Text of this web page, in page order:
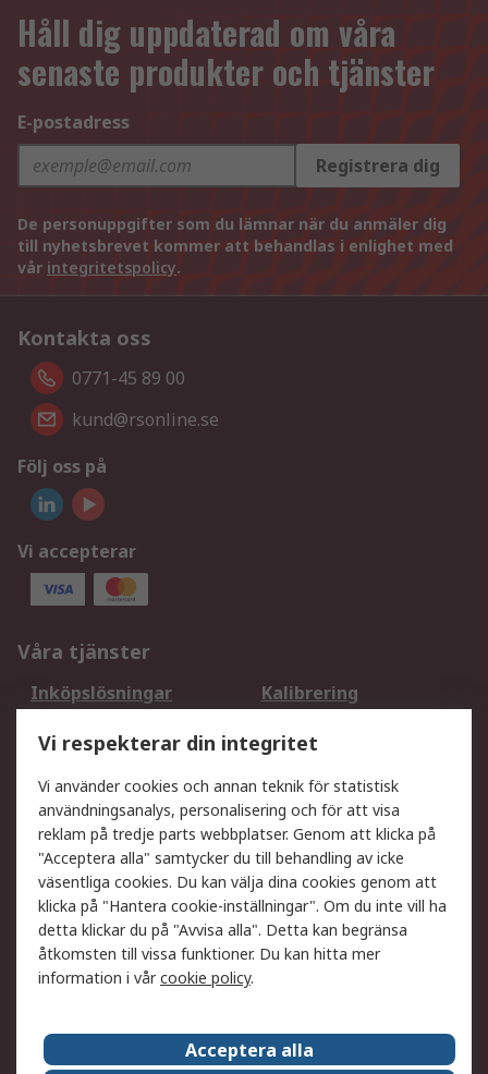
Håll dig uppdaterad om våra
senaste produkter och tjänster
E-postadress
Registrera dig
De personuppgifter som du lämnar när du anmäler dig
till nyhetsbrevet kommer att behandlas i enlighet med
vår integritetspolicy.
Kontakta oss
0771-45 89 00
kund@rsonline.se
Följ oss på
Vi accepterar
Våra tjänster
Inköpslösningar
Kalibrering
DesignSpark
Teknisk Support
Ditt lokala säljteam
Exportlösningar
Support
Få hjälp
Retur av varor
Leverans
Spåra din order
Begär en fakturakopi
Fördelar med RS-konto
Betalningsalternativ
Om RS Försäljningsvillkor
Vi respekterar din integritet
Vi använder cookies och annan teknik för statistisk
användningsanalys, personalisering och för att visa
reklam på tredje parts webbplatser. Genom att klicka på
"Acceptera alla" samtycker du till behandling av icke
väsentliga cookies. Du kan välja dina cookies genom att
klicka på "Hantera cookie-inställningar". Om du inte vill ha
detta klickar du på "Avvisa alla". Detta kan begränsa
åtkomsten till vissa funktioner. Du kan hitta mer
information i vårcookie policy.
Acceptera alla